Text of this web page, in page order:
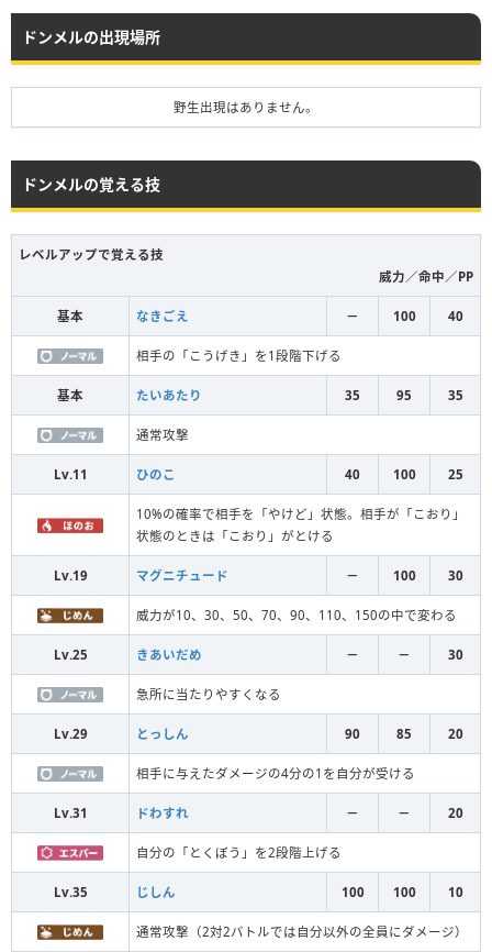
ドンメルの出現場所
野生出現はありません。
ドンメルの覚える技
レベルアップで覚える技
威力／命中／PP
基本 なきごえ － 100 40
相手の「こうげき」を1段階下げる
基本 たいあたり 35 95 35
通常攻撃
Lv.11 ひのこ 40 100 25
10%の確率で相手を「やけど」状態。相手が「こおり」
状態のときは「こおり」がとける
Lv.19 マグニチュード － 100 30
威力が10、30、50、70、90、110、150の中で変わる
Lv.25 きあいだめ － － 30
急所に当たりやすくなる
Lv.29 とっしん 90 85 20
相手に与えたダメージの4分の1を自分が受ける
Lv.31 ドわすれ － － 20
自分の「とくぼう」を2段階上げる
Lv.35 じしん 100 100 10
通常攻撃（2対2バトルでは自分以外の全員にダメージ）